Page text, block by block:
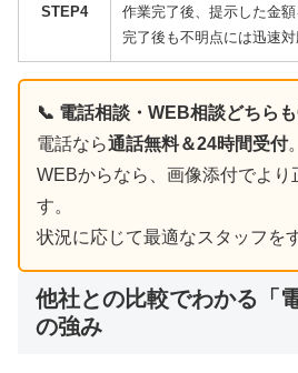
STEP4
作業完了後、提示した金額
完了後も不明点には迅速対
📞 電話相談・WEB相談どちらも
電話なら通話無料＆24時間受付。
WEBからなら、画像添付でより
す。
状況に応じて最適なスタッフを
他社との比較でわかる「
の強み